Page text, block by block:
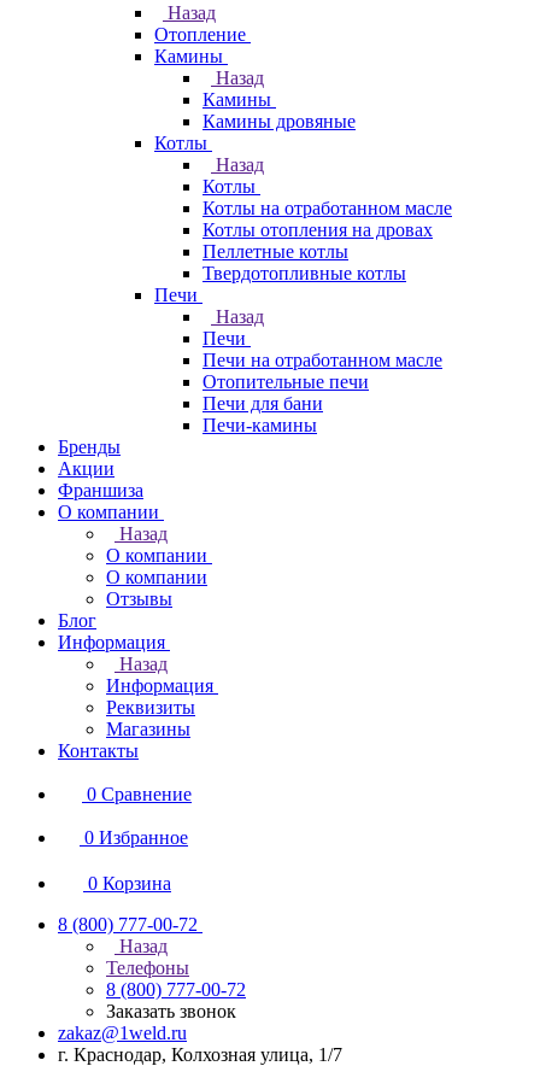
Назад
Отопление
Камины
Назад
Камины
Камины дровяные
Котлы
Назад
Котлы
Котлы на отработанном масле
Котлы отопления на дровах
Пеллетные котлы
Твердотопливные котлы
Печи
Назад
Печи
Печи на отработанном масле
Отопительные печи
Печи для бани
Печи-камины
Бренды
Акции
Франшиза
О компании
Назад
О компании
О компании
Отзывы
Блог
Информация
Назад
Информация
Реквизиты
Магазины
Контакты
0 Сравнение
0 Избранное
0 Корзина
8 (800) 777-00-72
Назад
Телефоны
8 (800) 777-00-72
Заказать звонок
zakaz@1weld.ru
г. Краснодар, Колхозная улица, 1/7